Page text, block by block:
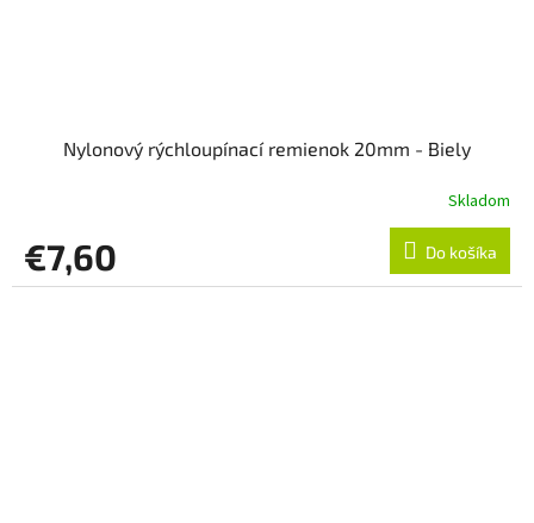
Nylonový rýchloupínací remienok 20mm - Biely
Skladom
€7,60 Do košíka